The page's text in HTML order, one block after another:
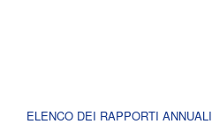
ELENCO DEI RAPPORTI ANNUALI